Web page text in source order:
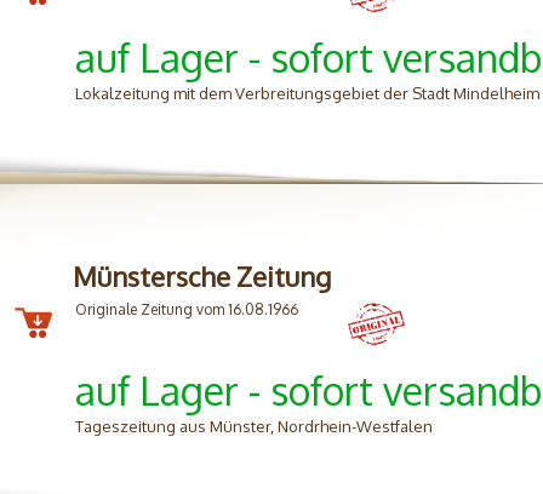
auf Lager - sofort
Lokalzeitung mit dem Verbreitungsgebiet der Stadt
Münstersche Zeitung
Originale Zeitung vom 16.08.1966
auf Lager - sofort
Tageszeitung aus Münster, Nordrhein-Westfalen